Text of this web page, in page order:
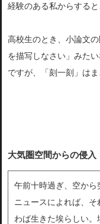
経験のある私からする
高校生のとき、小論文
を描写しなさい」みた
ですが、「刻一刻」は
大気圏空間からの侵入
午前十時過ぎ、空から
ニュースによれば、
わば生きた埃らしい